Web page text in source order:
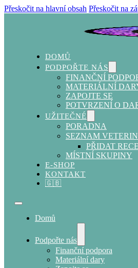
Přeskočit na hlavní obsah Přeskočit na
DOMŮ
PODPOŘTE NÁS
FINANČNÍ
MATERIÁLNÍ
ZAPOJTE SE
POTVRZENÍ O
UŽITEČNÉ
PORADNA
SEZNAM
PŘIDAT
MÍSTNÍ SKUPINY
E-SHOP
KONTAKT
🇬🇧
Domů
Podpořte nás
Finanční podpora
Materiální dary